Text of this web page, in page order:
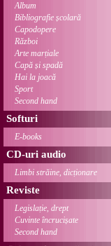
Album
Bibliografie școlară
Capodopere
Război
Arte marțiale
Capă și spadă
Hai la joacă
Sport
Second hand
Softuri
E-books
CD-uri audio
Limbi străine, dicționare
Reviste
Legislație, drept
Cuvinte încrucișate
Second hand